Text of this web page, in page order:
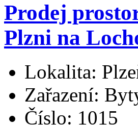
Prodej
Plzni na
Lokalita:
Zařazení:
Číslo: 1015